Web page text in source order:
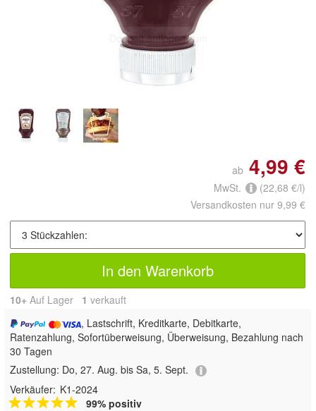
Doppelt antippen zum
vergrößern
ab 4,99 €
MwSt.
(22,68 €/l)
Versandkosten nur 9,99 €
In den Warenkorb
10+ Auf Lager 1 verkauft
, Lastschrift, Kreditkarte, Debitkarte,
Ratenzahlung, Sofortüberweisung, Überweisung, Bezahlung nach
30 Tagen
Zustellung: Do, 27. Aug. bis Sa, 5. Sept.
Verkäufer: K1-2024
99% positiv